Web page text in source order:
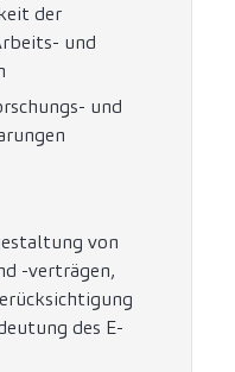
der
und
und
von
-verträgen,
des E-